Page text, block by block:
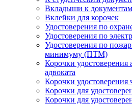
Вкладыши к документам
Вклейки для корочек
Удостоверения по
Удостоверения по
Удостоверения по
минимуму (ПТМ)
Корочки
адвоката
Корочки удостоверения
Корочки для
Корочки для